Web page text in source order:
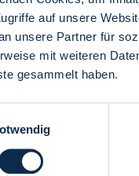
auf unsere
unsere Partner für
mit weiteren
gesammelt haben.